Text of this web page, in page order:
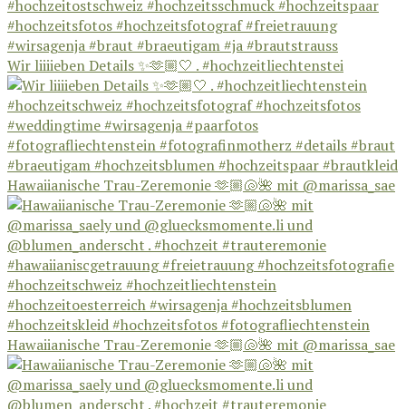
Wir liiiieben Details ✨🫶🏼🤍 . #hochzeitliechtenstei
Hawaiianische Trau-Zeremonie 🫶🏼🐚🌺 mit @marissa_sae
Hawaiianische Trau-Zeremonie 🫶🏼🐚🌺 mit @marissa_sae